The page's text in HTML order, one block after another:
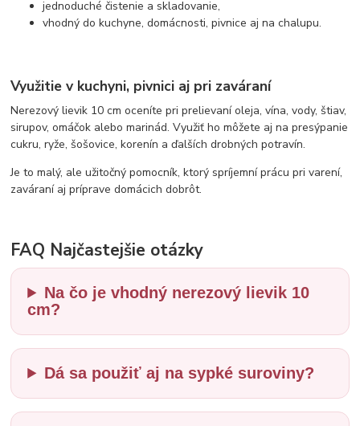
jednoduché čistenie a skladovanie,
vhodný do kuchyne, domácnosti, pivnice aj na chalupu.
Využitie v kuchyni, pivnici aj pri zaváraní
Nerezový lievik 10 cm oceníte pri prelievaní oleja, vína, vody, štiav,
sirupov, omáčok alebo marinád. Využiť ho môžete aj na presýpanie
cukru, ryže, šošovice, korenín a ďalších drobných potravín.
Je to malý, ale užitočný pomocník, ktorý spríjemní prácu pri varení,
zaváraní aj príprave domácich dobrôt.
FAQ Najčastejšie otázky
Na čo je vhodný nerezový lievik 10
cm?
Dá sa použiť aj na sypké suroviny?